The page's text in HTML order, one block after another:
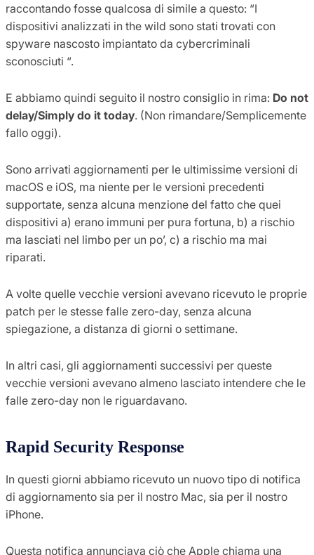
raccontando fosse qualcosa di simile a questo: “I
dispositivi analizzati in the wild sono stati trovati con
spyware nascosto impiantato da cybercriminali
sconosciuti “.
E abbiamo quindi seguito il nostro consiglio in rima: Do not
delay/Simply do it today. (Non rimandare/Semplicemente
fallo oggi).
Sono arrivati aggiornamenti per le ultimissime versioni di
macOS e iOS, ma niente per le versioni precedenti
supportate, senza alcuna menzione del fatto che quei
dispositivi a) erano immuni per pura fortuna, b) a rischio
ma lasciati nel limbo per un po’, c) a rischio ma mai
riparati.
A volte quelle vecchie versioni avevano ricevuto le proprie
patch per le stesse falle zero-day, senza alcuna
spiegazione, a distanza di giorni o settimane.
In altri casi, gli aggiornamenti successivi per queste
vecchie versioni avevano almeno lasciato intendere che le
falle zero-day non le riguardavano.
Rapid Security Response
In questi giorni abbiamo ricevuto un nuovo tipo di notifica
di aggiornamento sia per il nostro Mac, sia per il nostro
iPhone.
Questa notifica annunciava ciò che Apple chiama una